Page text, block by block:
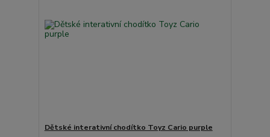
Dětské interativní chodítko Toyz Cario purple